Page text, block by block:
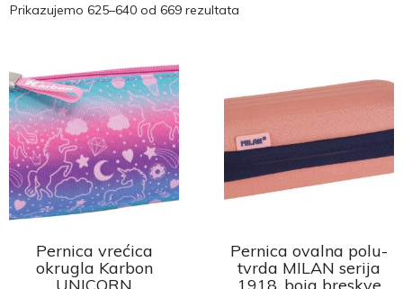
Prikazujemo 625–640 od 669 rezultata
Pernica vrećica
okrugla Karbon
Pernica ovalna polu-
tvrda MILAN serija